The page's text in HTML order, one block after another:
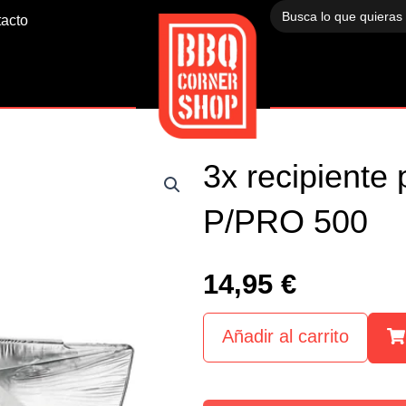
Buscar:
3x recipiente
P/PRO 500
14,95 €
Añadir al carrito